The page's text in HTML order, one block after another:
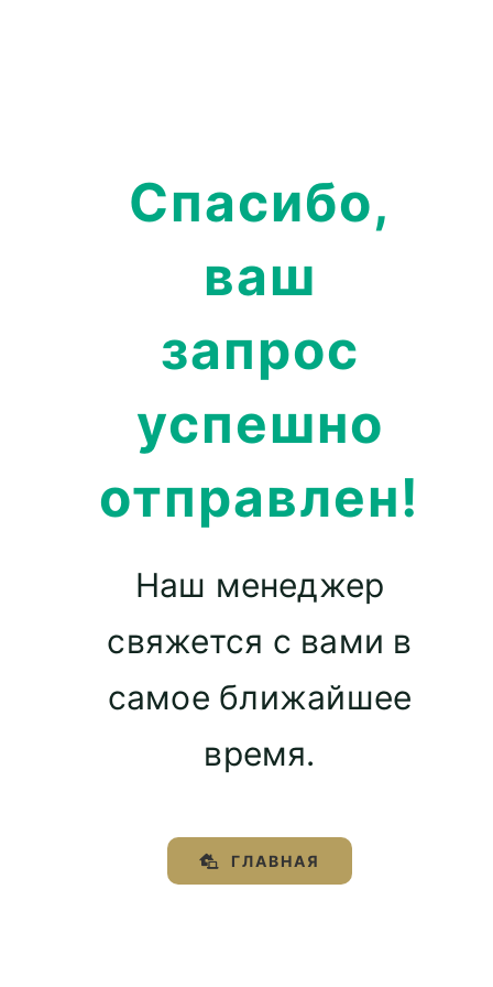
Спасибо,
ваш
запрос
успешно
отправлен!
Наш менеджер
свяжется с вами в
самое ближайшее
время.
ГЛАВНАЯ